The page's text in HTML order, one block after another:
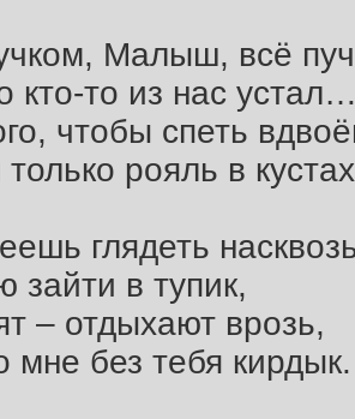
Малыш, всё
кто-то из нас
чтобы спеть
только рояль в
глядеть
зайти в тупик,
– отдыхают врозь,
мне без тебя кирдык.